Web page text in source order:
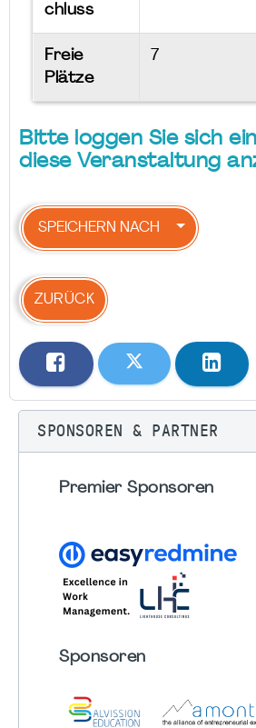
chluss
Freie
Plätze
7
Bitte loggen Sie sich
diese Veranstaltung
SPEICHERN NACH
ZURÜCK
SPONSOREN & PARTNER
Premier Sponsoren
Sponsoren